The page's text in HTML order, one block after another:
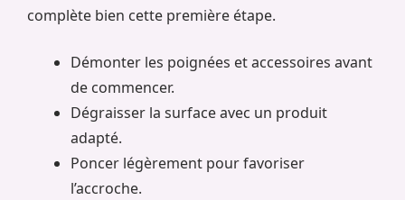
complète bien cette première étape.
Démonter les poignées et accessoires avant
de commencer.
Dégraisser la surface avec un produit
adapté.
Poncer légèrement pour favoriser
l’accroche.